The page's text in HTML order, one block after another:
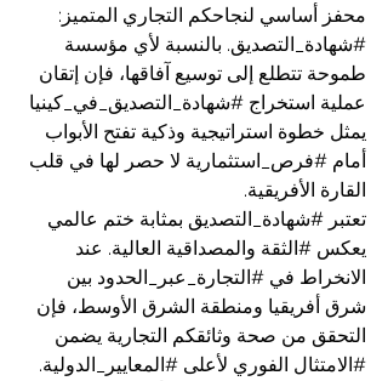
محفز أساسي لنجاحكم التجاري المتميز:
#شهادة_التصديق. بالنسبة لأي مؤسسة
طموحة تتطلع إلى توسيع آفاقها، فإن إتقان
عملية استخراج #شهادة_التصديق_في_كينيا
يمثل خطوة استراتيجية وذكية تفتح الأبواب
أمام #فرص_استثمارية لا حصر لها في قلب
القارة الأفريقية.
تعتبر #شهادة_التصديق بمثابة ختم عالمي
يعكس #الثقة والمصداقية العالية. عند
الانخراط في #التجارة_عبر_الحدود بين
شرق أفريقيا ومنطقة الشرق الأوسط، فإن
التحقق من صحة وثائقكم التجارية يضمن
#الامتثال الفوري لأعلى #المعايير_الدولية.